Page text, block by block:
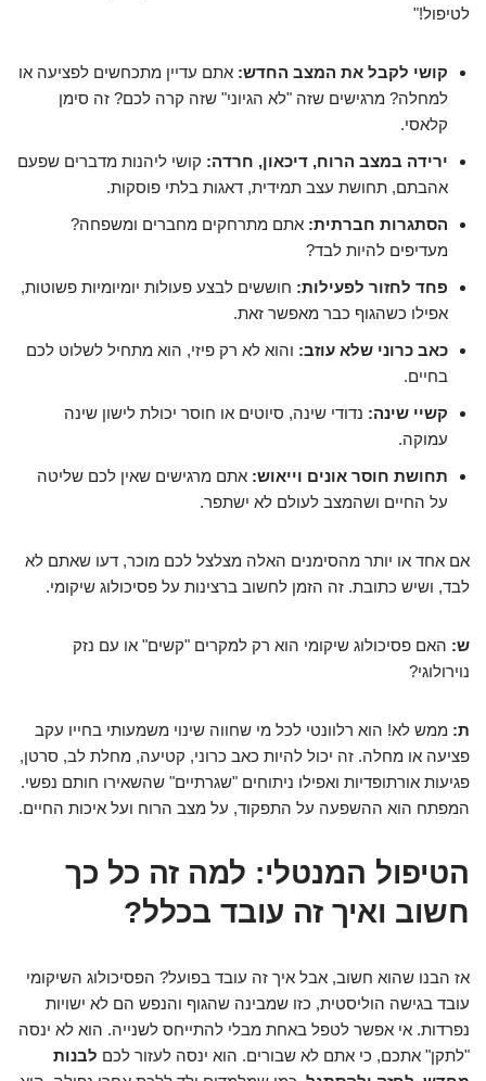
לטיפול!"
קושי לקבל את המצב החדש: אתם עדיין מתכחשים לפציעה או
למחלה? מרגישים שזה "לא הגיוני" שזה קרה לכם? זה סימן
קלאסי.
ירידה במצב הרוח, דיכאון, חרדה: קושי ליהנות מדברים שפעם
אהבתם, תחושת עצב תמידית, דאגות בלתי פוסקות.
הסתגרות חברתית: אתם מתרחקים מחברים ומשפחה?
מעדיפים להיות לבד?
פחד לחזור לפעילות: חוששים לבצע פעולות יומיומיות פשוטות,
אפילו כשהגוף כבר מאפשר זאת.
כאב כרוני שלא עוזב: והוא לא רק פיזי, הוא מתחיל לשלוט לכם
בחיים.
קשיי שינה: נדודי שינה, סיוטים או חוסר יכולת לישון שינה
עמוקה.
תחושת חוסר אונים וייאוש: אתם מרגישים שאין לכם שליטה
על החיים ושהמצב לעולם לא ישתפר.
אם אחד או יותר מהסימנים האלה מצלצל לכם מוכר, דעו שאתם לא
לבד, ושיש כתובת. זה הזמן לחשוב ברצינות על פסיכולוג שיקומי.
ש: האם פסיכולוג שיקומי הוא רק למקרים "קשים" או עם נזק
נוירולוגי?
ת: ממש לא! הוא רלוונטי לכל מי שחווה שינוי משמעותי בחייו עקב
פציעה או מחלה. זה יכול להיות כאב כרוני, קטיעה, מחלת לב, סרטן,
פגיעות אורתופדיות ואפילו ניתוחים "שגרתיים" שהשאירו חותם נפשי.
המפתח הוא ההשפעה על התפקוד, על מצב הרוח ועל איכות החיים.
הטיפול המנטלי: למה זה כל כך
חשוב ואיך זה עובד בכלל?
אז הבנו שהוא חשוב, אבל איך זה עובד בפועל? הפסיכולוג השיקומי
עובד בגישה הוליסטית, כזו שמבינה שהגוף והנפש הם לא ישויות
נפרדות. אי אפשר לטפל באחת מבלי להתייחס לשנייה. הוא לא ינסה
"לתקן" אתכם, כי אתם לא שבורים. הוא ינסה לעזור לכם לבנות